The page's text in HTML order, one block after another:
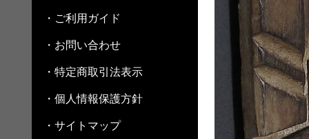
・ご利用ガイド
・お問い合わせ
・特定商取引法表示
・個人情報保護方針
・サイトマップ